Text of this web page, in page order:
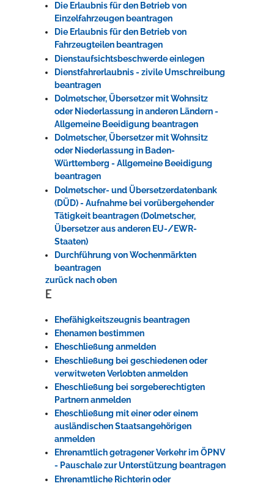
Die Erlaubnis für den Betrieb von
Einzelfahrzeugen beantragen
Die Erlaubnis für den Betrieb von
Fahrzeugteilen beantragen
Dienstaufsichtsbeschwerde einlegen
Dienstfahrerlaubnis - zivile Umschreibung
beantragen
Dolmetscher, Übersetzer mit Wohnsitz
oder Niederlassung in anderen Ländern -
Allgemeine Beeidigung beantragen
Dolmetscher, Übersetzer mit Wohnsitz
oder Niederlassung in Baden-
Württemberg - Allgemeine Beeidigung
beantragen
Dolmetscher- und Übersetzerdatenbank
(DÜD) - Aufnahme bei vorübergehender
Tätigkeit beantragen (Dolmetscher,
Übersetzer aus anderen EU-/EWR-
Staaten)
Durchführung von Wochenmärkten
beantragen
zurück nach oben
E
Ehefähigkeitszeugnis beantragen
Ehenamen bestimmen
Eheschließung anmelden
Eheschließung bei geschiedenen oder
verwitweten Verlobten anmelden
Eheschließung bei sorgeberechtigten
Partnern anmelden
Eheschließung mit einer oder einem
ausländischen Staatsangehörigen
anmelden
Ehrenamtlich getragener Verkehr im ÖPNV
- Pauschale zur Unterstützung beantragen
Ehrenamtliche Richterin oder